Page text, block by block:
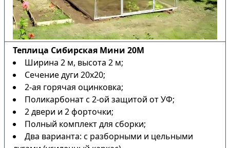
Теплица Сибирская Мини 20М
Ширина 2 м, высота 2 м;
Сечение дуги 20х20;
2-ая горячая оцинковка;
Поликарбонат с 2-ой защитой от УФ;
2 двери и 2 форточки;
Полный комплект для сборки;
Два варианта: с разборными и цельными